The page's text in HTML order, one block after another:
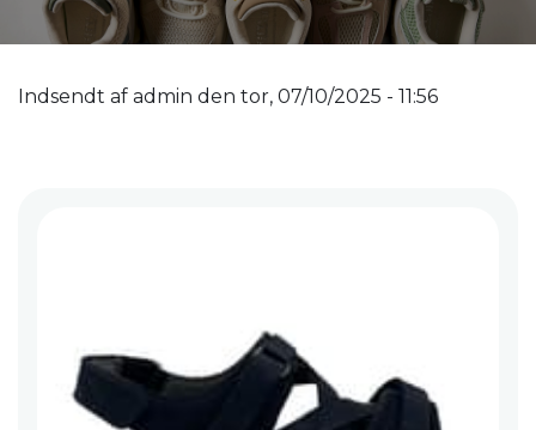
Indsendt af admin den tor, 07/10/2025 - 11:56